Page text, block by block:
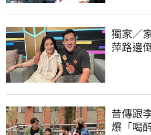
獨家／
萍路邊
昔傳跟
爆「喝